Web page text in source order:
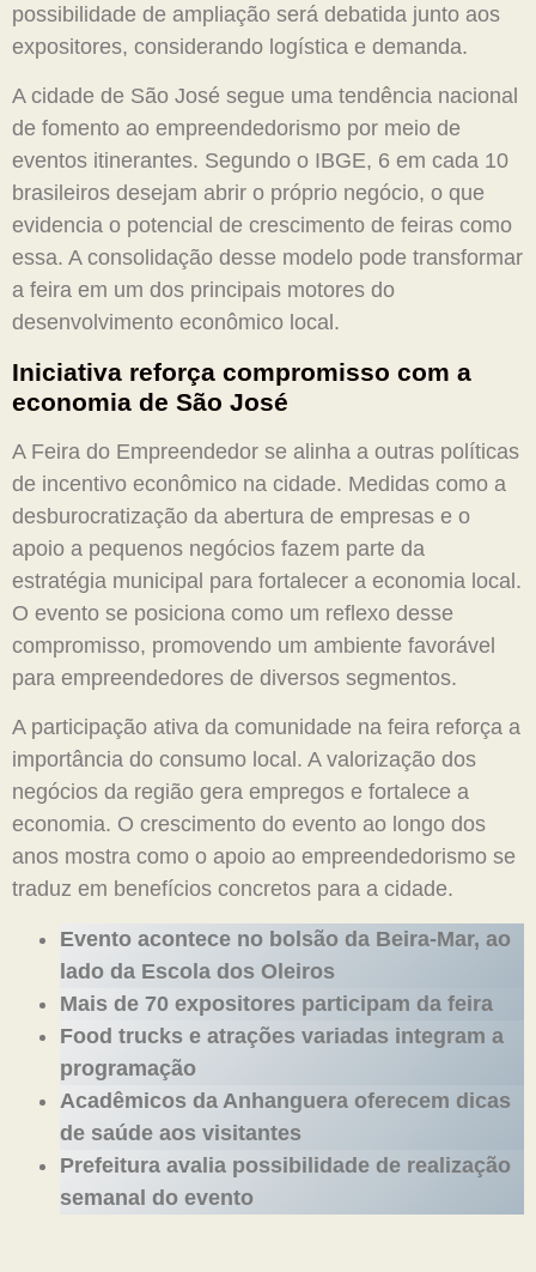
possibilidade de ampliação será debatida junto aos
expositores, considerando logística e demanda.
A cidade de São José segue uma tendência nacional
de fomento ao empreendedorismo por meio de
eventos itinerantes. Segundo o IBGE, 6 em cada 10
brasileiros desejam abrir o próprio negócio, o que
evidencia o potencial de crescimento de feiras como
essa. A consolidação desse modelo pode transformar
a feira em um dos principais motores do
desenvolvimento econômico local.
Iniciativa reforça compromisso com a
economia de São José
A Feira do Empreendedor se alinha a outras políticas
de incentivo econômico na cidade. Medidas como a
desburocratização da abertura de empresas e o
apoio a pequenos negócios fazem parte da
estratégia municipal para fortalecer a economia local.
O evento se posiciona como um reflexo desse
compromisso, promovendo um ambiente favorável
para empreendedores de diversos segmentos.
A participação ativa da comunidade na feira reforça a
importância do consumo local. A valorização dos
negócios da região gera empregos e fortalece a
economia. O crescimento do evento ao longo dos
anos mostra como o apoio ao empreendedorismo se
traduz em benefícios concretos para a cidade.
Evento acontece no bolsão da Beira-Mar, ao
lado da Escola dos Oleiros
Mais de 70 expositores participam da feira
Food trucks e atrações variadas integram a
programação
Acadêmicos da Anhanguera oferecem dicas
de saúde aos visitantes
Prefeitura avalia possibilidade de realização
semanal do evento